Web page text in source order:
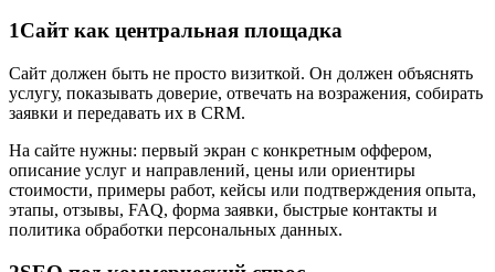
1Сайт как центральная площадка
Сайт должен быть не просто визиткой. Он должен объяснять
услугу, показывать доверие, отвечать на возражения, собирать
заявки и передавать их в CRM.
На сайте нужны: первый экран с конкретным оффером,
описание услуг и направлений, цены или ориентиры
стоимости, примеры работ, кейсы или подтверждения опыта,
этапы, отзывы, FAQ, форма заявки, быстрые контакты и
политика обработки персональных данных.